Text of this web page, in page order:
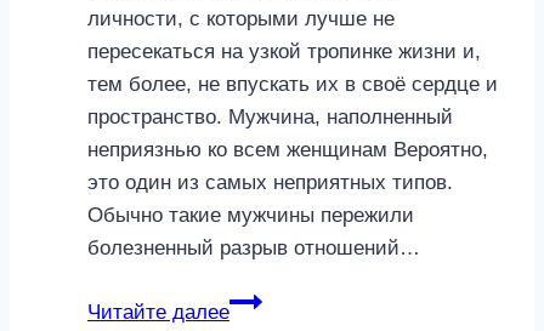
личности, с которыми лучше не
пересекаться на узкой тропинке жизни и,
тем более, не впускать их в своё сердце и
пространство. Мужчина, наполненный
неприязнью ко всем женщинам Вероятно,
это один из самых неприятных типов.
Обычно такие мужчины пережили
болезненный разрыв отношений…
Читайте далее
3